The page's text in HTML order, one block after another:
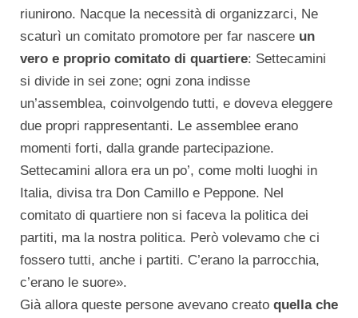
riunirono. Nacque la necessità di organizzarci, Ne
scaturì un comitato promotore per far nascere un
vero e proprio comitato di quartiere: Settecamini
si divide in sei zone; ogni zona indisse
un’assemblea, coinvolgendo tutti, e doveva eleggere
due propri rappresentanti. Le assemblee erano
momenti forti, dalla grande partecipazione.
Settecamini allora era un po’, come molti luoghi in
Italia, divisa tra Don Camillo e Peppone. Nel
comitato di quartiere non si faceva la politica dei
partiti, ma la nostra politica. Però volevamo che ci
fossero tutti, anche i partiti. C’erano la parrocchia,
c’erano le suore».
Già allora queste persone avevano creato quella che